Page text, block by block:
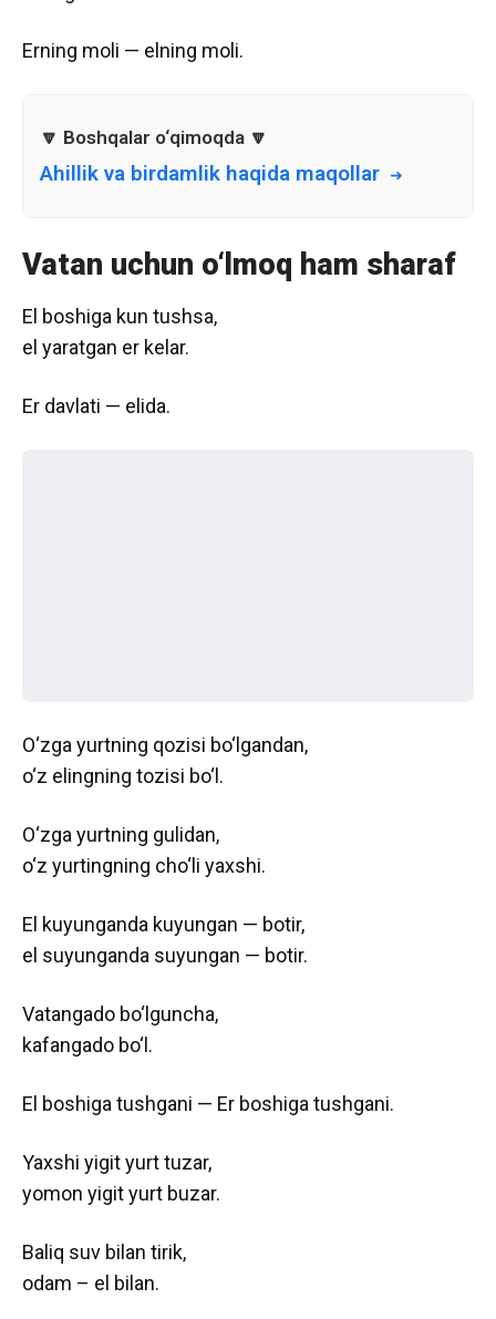
Erning moli — elning moli.
Ahillik va birdamlik haqida maqollar
Vatan uchun o‘lmoq ham sharaf
El boshiga kun tushsa,
el yaratgan er kelar.
Er davlati — elida.
O‘zga yurtning qozisi bo‘lgandan,
o‘z elingning tozisi bo‘l.
O‘zga yurtning gulidan,
o‘z yurtingning cho‘li yaxshi.
El kuyunganda kuyungan — botir,
el suyunganda suyungan — botir.
Vatangado bo‘lguncha,
kafangado bo‘l.
El boshiga tushgani — Er boshiga tushgani.
Yaxshi yigit yurt tuzar,
yomon yigit yurt buzar.
Baliq suv bilan tirik,
odam – el bilan.